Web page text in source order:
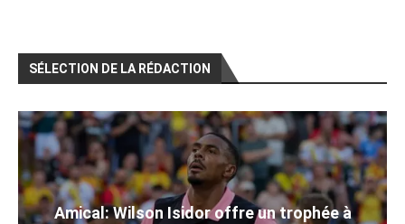
SÉLECTION DE LA RÉDACTION
Amical: Wilson Isidor offre un trophée à